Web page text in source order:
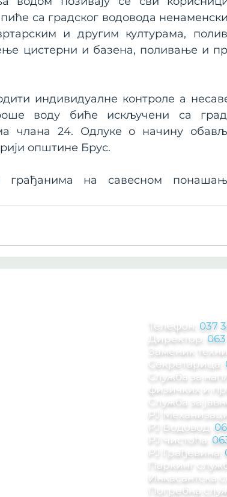
са градског водовода
и другим културама,
цистерни и базена, поливање и
индивидуалне контроле а
воду биће искључени са
члана 24. Одлуке о начину
општине Брус.
грађанима на савесном
Телефон: 037
Директор:
063
Заменик
Секретарица:
Служба за
физичких и
Служба за
РЈ
РЈ Водовод:
РЈ Чистоћа:
РЈ Грађевина:
Паркинг
Инкасантска
Погребна